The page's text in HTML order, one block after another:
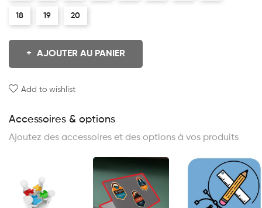
18 19 20
AJOUTER AU PANIER
Add to wishlist
Accessoires & options
Ajoutez des accessoires et des options à vos produits